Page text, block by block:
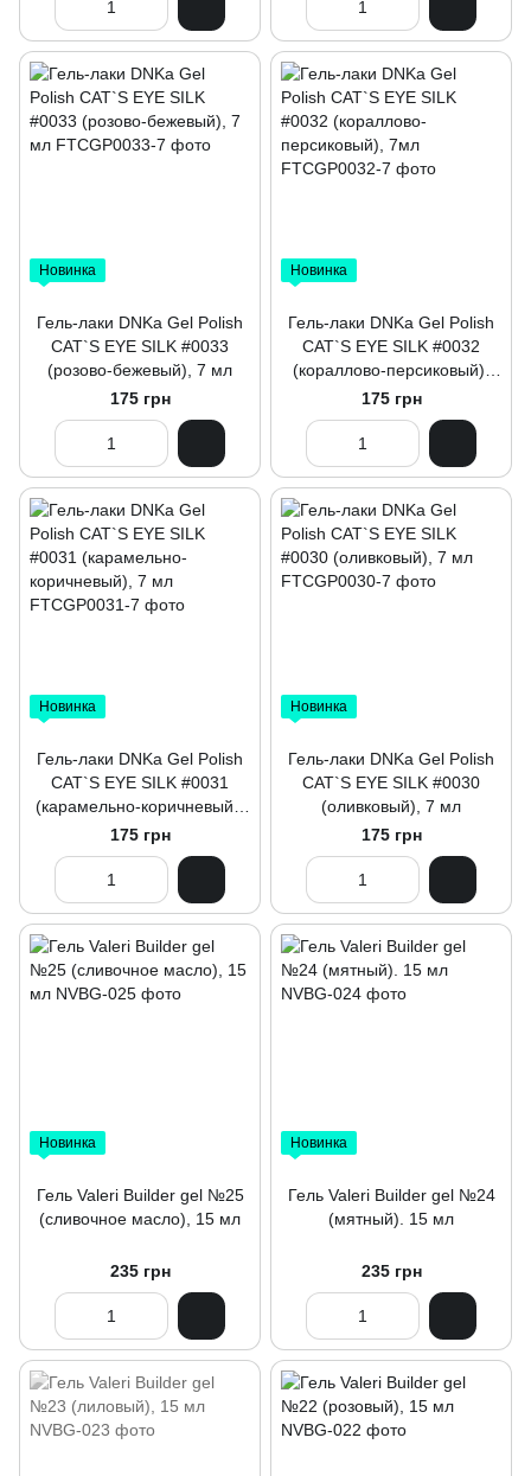
Новинка
Гель-лаки DNKa Gel Polish
CAT`S EYE SILK #0033
(розово-бежевый), 7 мл
175 грн
Новинка
Гель-лаки DNKa Gel Polish
CAT`S EYE SILK #0032
(кораллово-персиковый),
7мл
175 грн
Новинка
Гель-лаки DNKa Gel Polish
CAT`S EYE SILK #0031
(карамельно-коричневый),
7 мл
175 грн
Новинка
Гель-лаки DNKa Gel Polish
CAT`S EYE SILK #0030
(оливковый), 7 мл
175 грн
Новинка
Гель Valeri Builder gel №25
(сливочное масло), 15 мл
235 грн
Новинка
Гель Valeri Builder gel №24
(мятный). 15 мл
235 грн